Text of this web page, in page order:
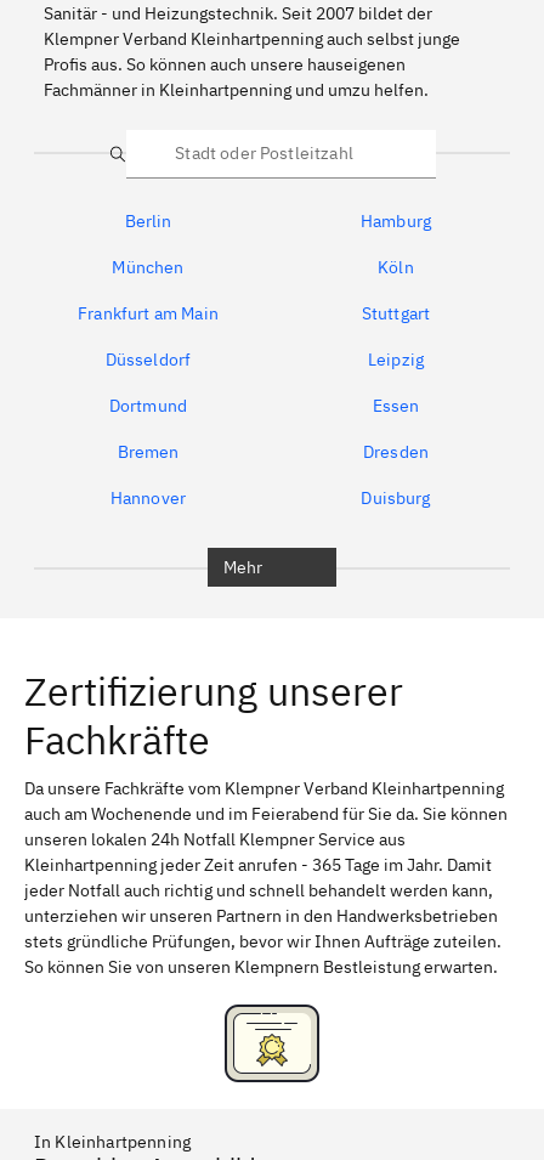
Sanitär - und Heizungstechnik. Seit 2007 bildet der
Klempner Verband Kleinhartpenning auch selbst junge
Profis aus. So können auch unsere hauseigenen
Fachmänner in Kleinhartpenning und umzu helfen.
Suche
Berlin Hamburg
München Köln
Frankfurt am Main Stuttgart
Düsseldorf Leipzig
Dortmund Essen
Bremen Dresden
Hannover Duisburg
Erlangen Bamberg
Bayreuth
Schweinfurt Passau
Freising Rudelsdorf, Mittelfranken
Mehr
Zertifizierung unserer
Fachkräfte
Da unsere Fachkräfte vom Klempner Verband Kleinhartpenning
auch am Wochenende und im Feierabend für Sie da. Sie können
unseren lokalen 24h Notfall Klempner Service aus
Kleinhartpenning jeder Zeit anrufen - 365 Tage im Jahr. Damit
jeder Notfall auch richtig und schnell behandelt werden kann,
unterziehen wir unseren Partnern in den Handwerksbetrieben
stets gründliche Prüfungen, bevor wir Ihnen Aufträge zuteilen.
So können Sie von unseren Klempnern Bestleistung erwarten.
In Kleinhartpenning